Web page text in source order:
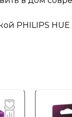
PHILIPS